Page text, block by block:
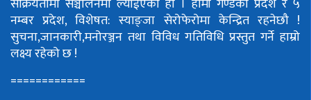
सक्रियतामा सञ्चालनमा ल्याईएको हो । हामी गण्डकी प्रदेश र ५
नम्बर प्रदेश, विशेषत: स्याङ्जा सेरोफेरोमा केन्द्रित रहनेछौ !
सुचना,जानकारी,मनोरञ्जन तथा विविध गतिविधि प्रस्तुत गर्ने हाम्रो
लक्ष्य रहेको छ !
============